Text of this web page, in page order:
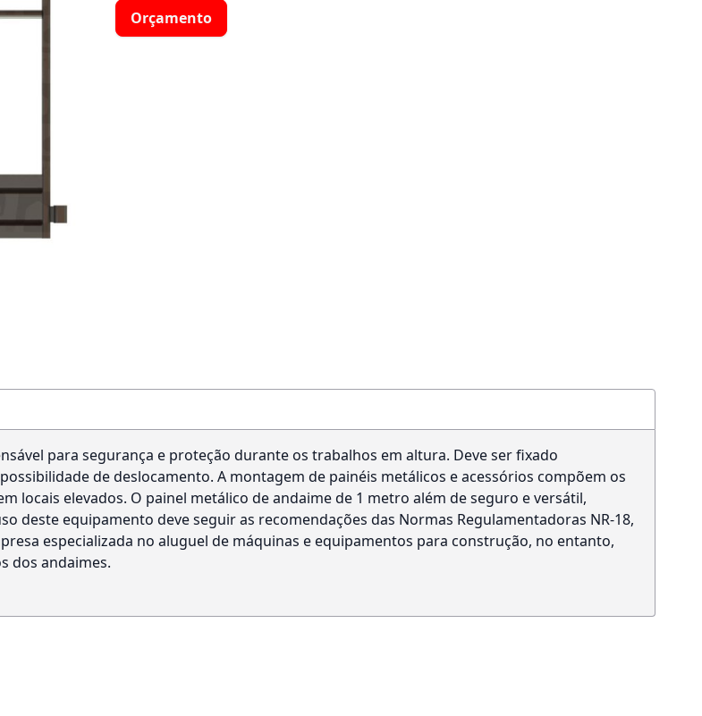
Orçamento
para segurança e proteção durante os trabalhos em altura. Deve ser fixado
de deslocamento. A montagem de painéis metálicos e acessórios compõem os
locais elevados. O painel metálico de andaime de 1 metro além de seguro e versátil,
deste equipamento deve seguir as recomendações das Normas Regulamentadoras NR-18,
especializada no aluguel de máquinas e equipamentos para construção, no entanto,
dos andaimes.